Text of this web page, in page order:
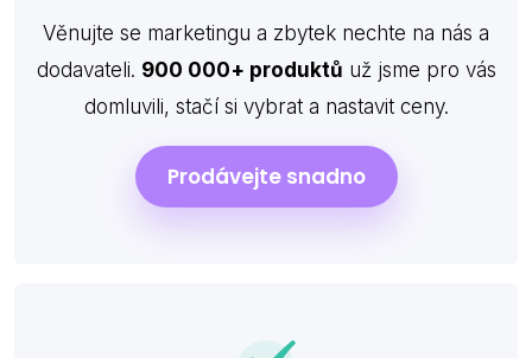
Věnujte se marketingu a zbytek nechte na nás a
dodavateli. 900 000+ produktů už jsme pro vás
domluvili, stačí si vybrat a nastavit ceny.
Prodávejte snadno